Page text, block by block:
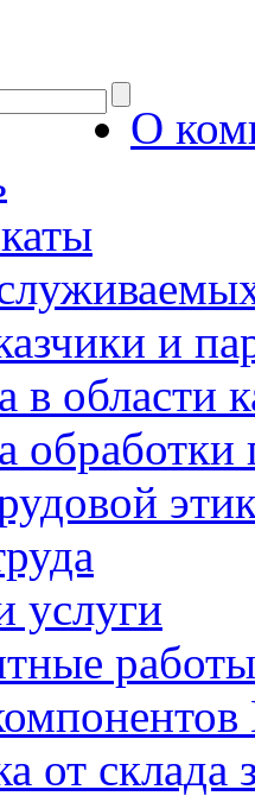
О
и
в области
услуги
от склада